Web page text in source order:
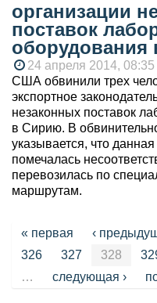
организации
поставок
24 апреля 2014, 08:35
США обвинили трех
экспортное
незаконных поставок
в Сирию. В
указывается, что
помечалась
перевозилась по
маршрутам.
Страницы
« первая ‹
326
327 328
…
следующая ›